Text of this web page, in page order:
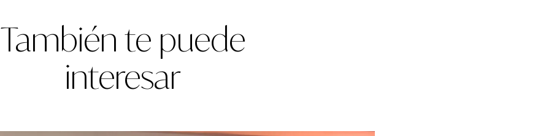
También te puede
interesar